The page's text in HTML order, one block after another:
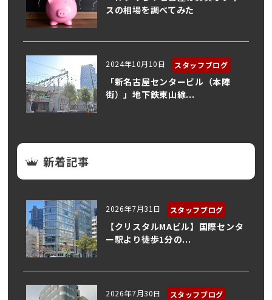
スの相場を調べてみた
2024年10月10日 スタッフブログ
「新名古屋センタービル（本陣
街）」地下鉄東山線...
新着記事
2026年7月31日 スタッフブログ
【クリスタルMAビル】国際センタ
ー駅より徒歩1分の...
2026年7月30日 スタッフブログ